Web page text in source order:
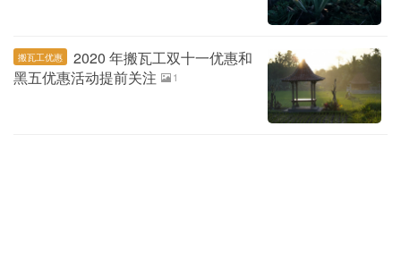
搬瓦工优惠
2020 年搬瓦工双十一优惠和
黑五优惠活动提前关注
1